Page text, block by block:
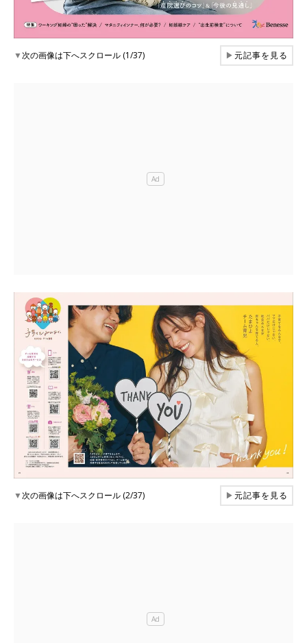
▼次の画像は下へスクロール (1/37) ▶元記事を見る
▼次の画像は下へスクロール (2/37) ▶元記事を見る